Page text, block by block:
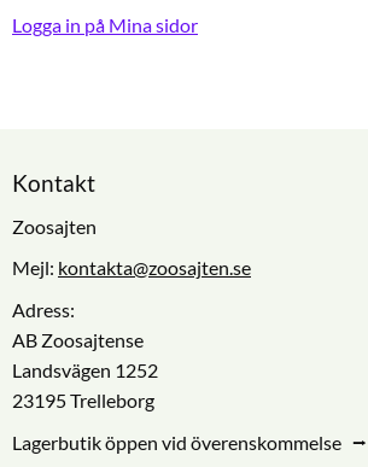
Logga in på Mina sidor
Kontakt
Zoosajten
Mejl: kontakta@zoosajten.se
Adress:
AB Zoosajtense
Landsvägen 1252
23195 Trelleborg
Lagerbutik öppen vid överenskommelse ⭢